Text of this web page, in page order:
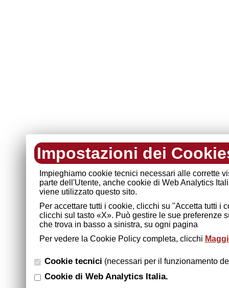
Impostazioni dei
Impieghiamo cookie tecnici necessari alle corrette
parte dell'Utente, anche cookie di Web Analytics
viene utilizzato questo sito.
Per accettare tutti i cookie, clicchi su "Accetta tutti
clicchi sul tasto «X». Può gestire le sue preferenze
che trova in basso a sinistra, su ogni pagina
Per vedere la Cookie Policy completa, clicchi
Cookie tecnici (necessari per il funzionamento
Cookie di Web Analytics Italia.